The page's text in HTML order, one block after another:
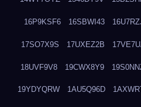
16P9KSF6 16SBWI43
17SO7X9S 17UXEZ2B
18UVF9V8 19CWX8Y9
19YDYQRW 1AU5Q96D